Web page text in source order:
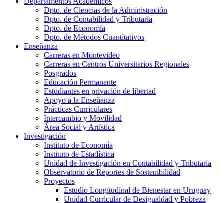
Dpto. de Ciencias de la Administración
Dpto. de Contabilidad y Tributaria
Dpto. de Economía
Dpto. de Métodos Cuantitativos
Enseñanza
Carreras en Montevideo
Carreras en Centros Universitarios Regionales
Posgrados
Educación Permanente
Estudiantes en privación de libertad
Apoyo a la Enseñanza
Prácticas Curriculares
Intercambio y Movilidad
Área Social y Artística
Investigación
Instituto de Economía
Instituto de Estadística
Unidad de Investigación en Contabilidad y Tributaria
Observatorio de Reportes de Sostenibilidad
Proyectos
Estudio Longitudinal de Bienestar en Uruguay
Unidad Curricular de Desigualdad y Pobreza